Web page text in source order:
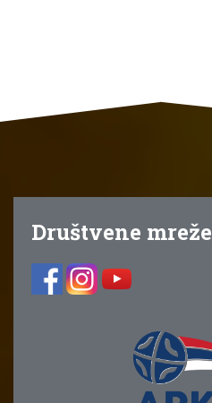
Društvene mreže